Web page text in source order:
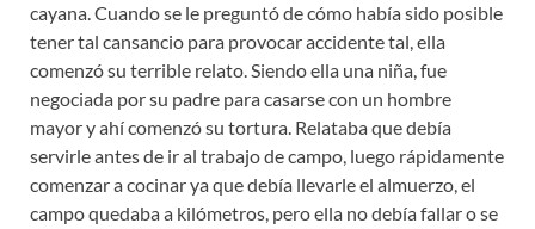
cayana. Cuando se le preguntó de cómo había sido posible
tener tal cansancio para provocar accidente tal, ella
comenzó su terrible relato. Siendo ella una niña, fue
negociada por su padre para casarse con un hombre
mayor y ahí comenzó su tortura. Relataba que debía
servirle antes de ir al trabajo de campo, luego rápidamente
comenzar a cocinar ya que debía llevarle el almuerzo, el
campo quedaba a kilómetros, pero ella no debía fallar o se